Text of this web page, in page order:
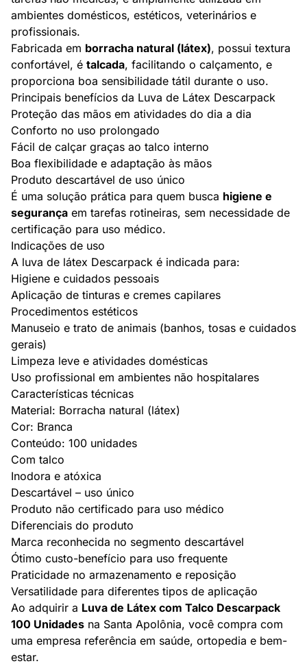
ambientes domésticos, estéticos, veterinários e
profissionais.
Fabricada em borracha natural (látex), possui textura
confortável, é talcada, facilitando o calçamento, e
proporciona boa sensibilidade tátil durante o uso.
Principais benefícios da Luva de Látex Descarpack
Proteção das mãos em atividades do dia a dia
Conforto no uso prolongado
Fácil de calçar graças ao talco interno
Boa flexibilidade e adaptação às mãos
Produto descartável de uso único
É uma solução prática para quem busca higiene e
segurança em tarefas rotineiras, sem necessidade de
certificação para uso médico.
Indicações de uso
A luva de látex Descarpack é indicada para:
Higiene e cuidados pessoais
Aplicação de tinturas e cremes capilares
Procedimentos estéticos
Manuseio e trato de animais (banhos, tosas e cuidados
gerais)
Limpeza leve e atividades domésticas
Uso profissional em ambientes não hospitalares
Características técnicas
Material: Borracha natural (látex)
Cor: Branca
Conteúdo: 100 unidades
Com talco
Inodora e atóxica
Descartável – uso único
Produto não certificado para uso médico
Diferenciais do produto
Marca reconhecida no segmento descartável
Ótimo custo-benefício para uso frequente
Praticidade no armazenamento e reposição
Versatilidade para diferentes tipos de aplicação
Ao adquirir a Luva de Látex com Talco Descarpack
100 Unidades na Santa Apolônia, você compra com
uma empresa referência em saúde, ortopedia e bem-
estar.